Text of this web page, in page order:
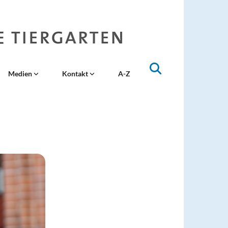
Medien Kontakt A-Z